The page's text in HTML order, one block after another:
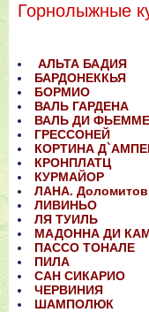
Горнолыжные
АЛЬТА БАДИЯ
БАРДОНЕККЬЯ
БОРМИО
ВАЛЬ ГАРДЕНА
ВАЛЬ ДИ ФЬЕММЕ
ГРЕССОНЕЙ
КОРТИНА
КРОНПЛАТЦ
КУРМАЙОР
ЛАНА.
ЛИВИНЬО
ЛЯ ТУИЛЬ
МАДОННА ДИ
ПАССО ТОНАЛЕ
ПИЛА
САН СИКАРИО
ЧЕРВИНИЯ
ШАМПОЛЮК